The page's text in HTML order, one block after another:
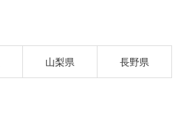
山梨県 長野県